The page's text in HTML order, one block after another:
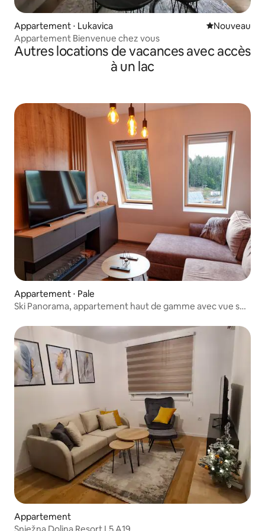
Appartement ⋅ Lukavica Nouvel
Nouveau
Appartement Bienvenue chez vous
Autres locations de vacances avec accès
à un lac
Appartement ⋅ Pale
Ski Panorama, appartement haut de gamme avec vue sur
Appartement
Snježna Dolina Resort L5 A19